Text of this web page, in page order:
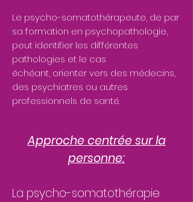
Le psycho-somatothérapeute, de par
sa formation en psychopathologie,
peut identifier les différentes
pathologies et le cas
échéant, orienter vers des médecins,
des psychiatres ou autres
professionnels de santé.
Approche centrée sur la
personne:
La psycho-somatothérapie